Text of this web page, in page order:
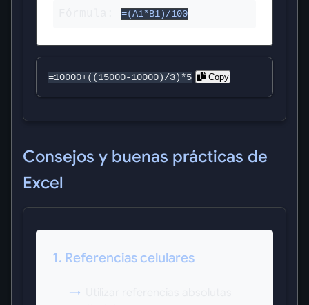
=(A1*B1)/100
=10000+((15000-10000)/3)*5 Copy
Consejos y buenas prácticas de
Excel
1. Referencias celulares